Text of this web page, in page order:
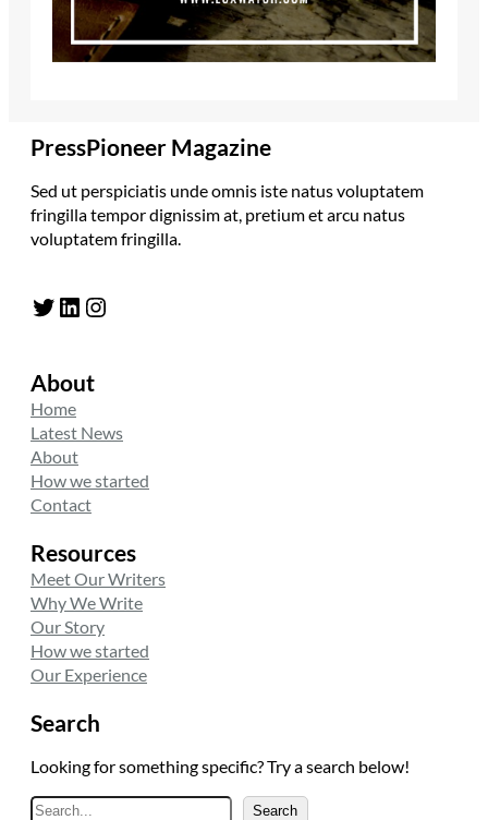
PressPioneer Magazine
Sed ut perspiciatis unde omnis iste natus voluptatem
fringilla tempor dignissim at, pretium et arcu natus
voluptatem fringilla.
Twitter LinkedIn Instagram
About
Home
Latest News
About
How we started
Contact
Resources
Meet Our Writers
Why We Write
Our Story
How we started
Our Experience
Search
Looking for something specific? Try a search below!
ASearch